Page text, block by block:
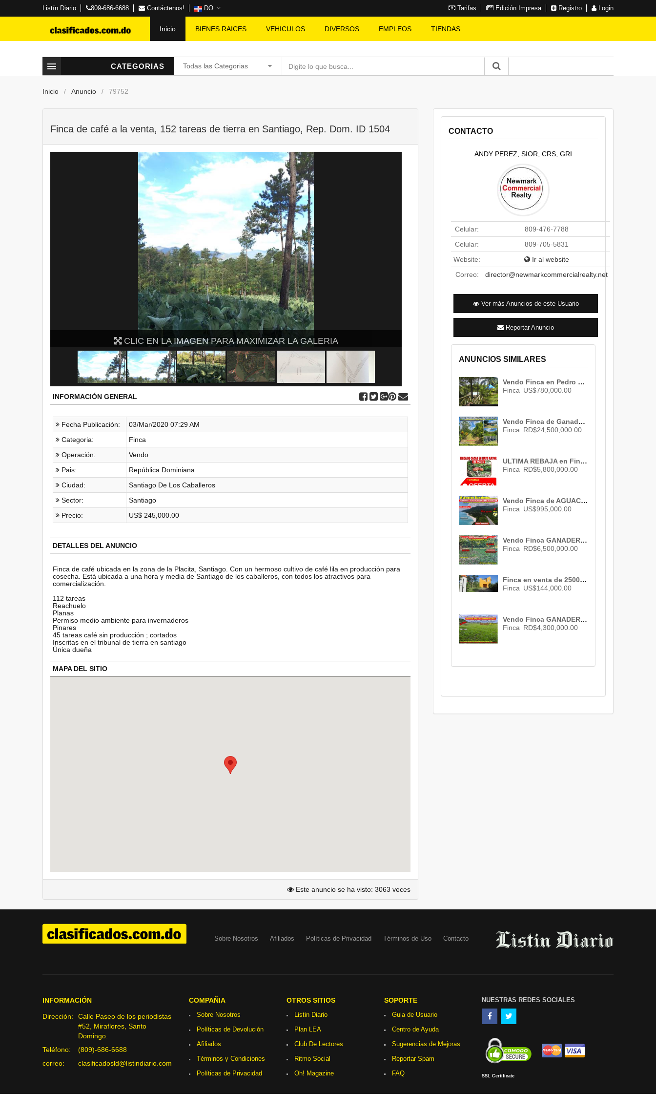
Listín Diario 809-686-6688 Contáctenos! DO Tarifas Edición Impresa Registro Login
Inicio BIENES RAICES VEHICULOS DIVERSOS EMPLEOS TIENDAS
CATEGORIAS Todas las Categorias
Inicio Anuncio 79752
Finca de café a la venta, 152 tareas de tierra en Santiago, Rep. Dom. ID 1504
CLIC EN LA IMAGEN PARA MAXIMIZAR LA GALERIA
INFORMACIÓN GENERAL
Fecha Publicación:
03/Mar/2020 07:29 AM
Categoria:
Finca
Operación:
Vendo
Pais:
República Dominiana
Ciudad:
Santiago De Los Caballeros
Sector:
Santiago
Precio:
US$ 245,000.00
DETALLES DEL ANUNCIO
Finca de café ubicada en la zona de la Placita, Santiago. Con un hermoso cultivo de café lila en producción para
cosecha. Está ubicada a una hora y media de Santiago de los caballeros, con todos los atractivos para
comercialización.
112 tareas
Reachuelo
Planas
Permiso medio ambiente para invernaderos
Pinares
45 tareas café sin producción ; cortados
Inscritas en el tribunal de tierra en santiago
Única dueña
MAPA DEL SITIO
Este anuncio se ha visto: 3063 veces
CONTACTO
ANDY PEREZ, SIOR, CRS, GRI
Celular:
809-476-7788
Celular:
809-705-5831
Website:
Ir al website
Correo:
director@newmarkcommercialrealty.net
Ver más Anuncios de este Usuario
Reportar Anuncio
ANUNCIOS SIMILARES
Vendo Finca en Pedro Brand , Santo Domingo, ID 1873
Finca US$780,000.00
Vendo Finca de Ganadera – Agricola en LA LUISA BLANCA, 425 tareas, con Casa , RD$ 24,500,000.00
Finca RD$24,500,000.00
ULTIMA REBAJA en Finca de CACAO en PRODUCCION, 112 tareas, en El Valle de HATO MAYOR , RD$ 5,800,000.00
Finca RD$5,800,000.00
Vendo Finca de AGUACATE en Paraíso, BARAHONA, 255,600 Mts.2, VISTA AL MAR (en Producción), US$ 995,000.00
Finca US$995,000.00
Vendo Finca GANADERA – AGRICOLA de 200 tareas en el LAUREL, Monte Plata , RD$6,500,000.00
Finca RD$6,500,000.00
Finca en venta de 2500 M2 en San Isidro, Santo Domingo. ID-1573
Finca US$144,000.00
Vendo Finca GANADERA – AGRICOLA de 35 tareas dentro del DEAN, MONTE PLATA , RD$ 4,300,000.00
Finca RD$4,300,000.00
Sobre Nosotros Afiliados Políticas de Privacidad Términos de Uso Contacto
INFORMACIÓN
Dirección:
Calle Paseo de los periodistas
#52, Miraflores, Santo
Domingo.
Teléfono:
(809)-686-6688
correo:
clasificadosld@listindiario.com
COMPAÑIA
Sobre Nosotros
Políticas de Devolución
Afiliados
Términos y Condiciones
Políticas de Privacidad
OTROS SITIOS
Listin Diario
Plan LEA
Club De Lectores
Ritmo Social
Oh! Magazine
SOPORTE
Guia de Usuario
Centro de Ayuda
Sugerencias de Mejoras
Reportar Spam
FAQ
NUESTRAS REDES SOCIALES
SSL Certificate